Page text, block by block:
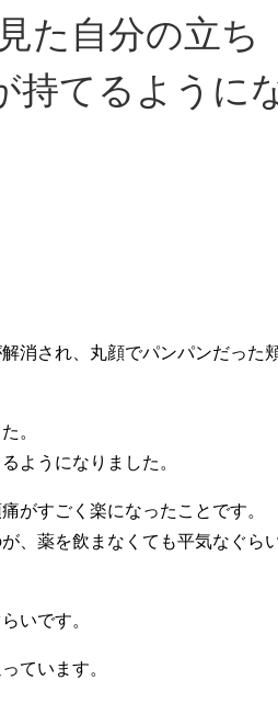
た自分の立ち
持てるように
消され、丸顔でパンパンだった
。
るようになりました。
がすごく楽になったことです。
、薬を飲まなくても平気なぐら
いです。
ています。